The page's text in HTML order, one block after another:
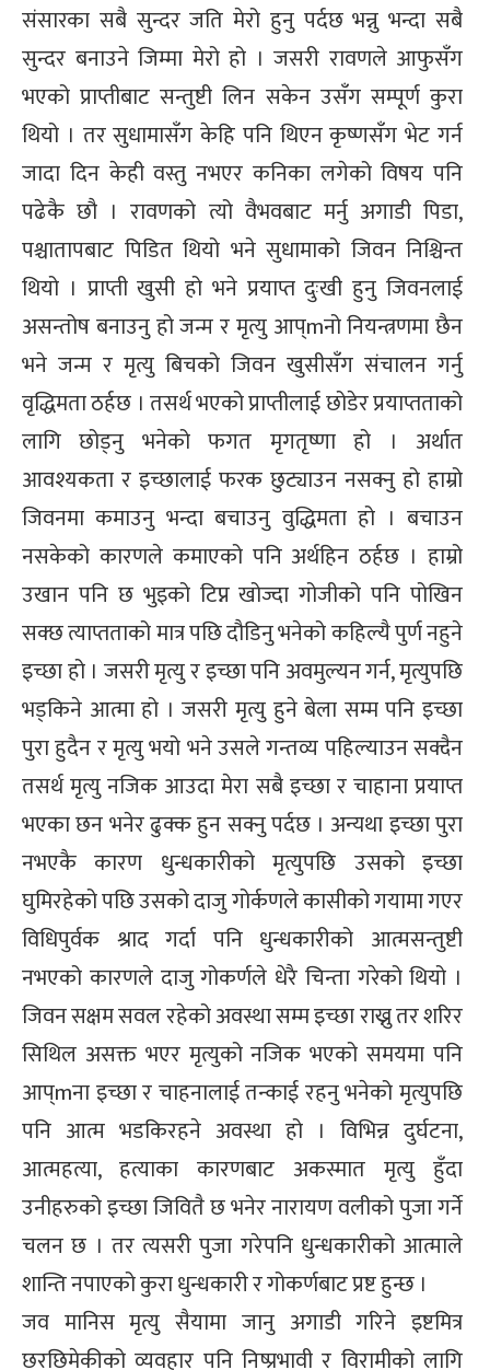
संसारका सबै सुन्दर जति मेरो हुनु पर्दछ भन्नु भन्दा सबै
सुन्दर बनाउने जिम्मा मेरो हो । जसरी रावणले आफुसँग
भएको प्राप्तीबाट सन्तुष्टी लिन सकेन उसँग सम्पूर्ण कुरा
थियो । तर सुधामासँग केहि पनि थिएन कृष्णसँग भेट गर्न
जादा दिन केही वस्तु नभएर कनिका लगेको विषय पनि
पढेकै छौ । रावणको त्यो वैभवबाट मर्नु अगाडी पिडा,
पश्चातापबाट पिडित थियो भने सुधामाको जिवन निश्चिन्त
थियो । प्राप्ती खुसी हो भने प्रयाप्त दुःखी हुनु जिवनलाई
असन्तोष बनाउनु हो जन्म र मृत्यु आप्mनो नियन्त्रणमा छैन
भने जन्म र मृत्यु बिचको जिवन खुसीसँग संचालन गर्नु
वृद्धिमता ठर्हछ । तसर्थ भएको प्राप्तीलाई छोडेर प्रयाप्तताको
लागि छोड्नु भनेको फगत मृगतृष्णा हो । अर्थात
आवश्यकता र इच्छालाई फरक छुट्याउन नसक्नु हो हाम्रो
जिवनमा कमाउनु भन्दा बचाउनु वुद्धिमता हो । बचाउन
नसकेको कारणले कमाएको पनि अर्थहिन ठर्हछ । हाम्रो
उखान पनि छ भुइको टिप्न खोज्दा गोजीको पनि पोखिन
सक्छ त्याप्तताको मात्र पछि दौडिनु भनेको कहिल्यै पुर्ण नहुने
इच्छा हो । जसरी मृत्यु र इच्छा पनि अवमुल्यन गर्न, मृत्युपछि
भड्किने आत्मा हो । जसरी मृत्यु हुने बेला सम्म पनि इच्छा
पुरा हुदैन र मृत्यु भयो भने उसले गन्तव्य पहिल्याउन सक्दैन
तसर्थ मृत्यु नजिक आउदा मेरा सबै इच्छा र चाहाना प्रयाप्त
भएका छन भनेर ढुक्क हुन सक्नु पर्दछ । अन्यथा इच्छा पुरा
नभएकै कारण धुन्धकारीको मृत्युपछि उसको इच्छा
घुमिरहेको पछि उसको दाजु गोर्कणले कासीको गयामा गएर
विधिपुर्वक श्राद गर्दा पनि धुन्धकारीको आत्मसन्तुष्टी
नभएको कारणले दाजु गोकर्णले धेरै चिन्ता गरेको थियो ।
जिवन सक्षम सवल रहेको अवस्था सम्म इच्छा राख्नु तर शरिर
सिथिल असक्त भएर मृत्युको नजिक भएको समयमा पनि
आप्mना इच्छा र चाहनालाई तन्काई रहनु भनेको मृत्युपछि
पनि आत्म भडकिरहने अवस्था हो । विभिन्न दुर्घटना,
आत्महत्या, हत्याका कारणबाट अकस्मात मृत्यु हुँदा
उनीहरुको इच्छा जिवितै छ भनेर नारायण वलीको पुजा गर्ने
चलन छ । तर त्यसरी पुजा गरेपनि धुन्धकारीको आत्माले
शान्ति नपाएको कुरा धुन्धकारी र गोकर्णबाट प्रष्ट हुन्छ ।
जव मानिस मृत्यु सैयामा जानु अगाडी गरिने इष्टमित्र
छरछिमेकीको व्यवहार पनि निष्प्रभावी र विरामीको लागि